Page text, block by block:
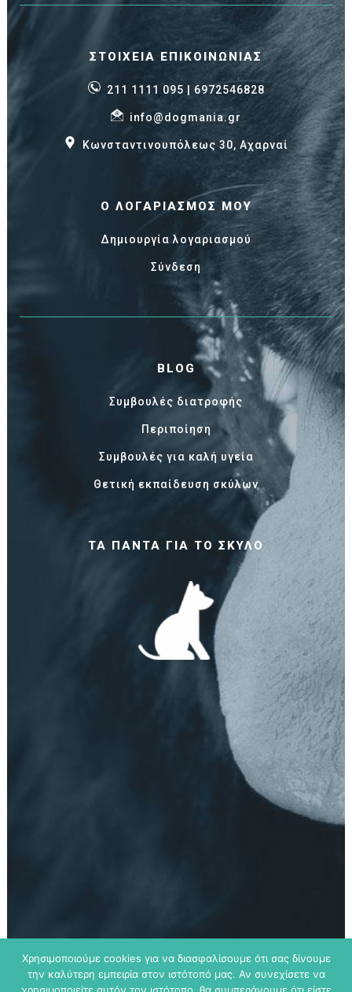
ΣΤΟΙΧΕΊΑ ΕΠΙΚΟΙΝΩΝΊΑΣ
211 1111 095 | 6972546828
info@dogmania.gr
Κωνσταντινουπόλεως 30, Αχαρναί
Ο ΛΟΓΑΡΙΑΣΜΌΣ ΜΟΥ
Δημιουργία λογαριασμού
Σύνδεση
BLOG
Συμβουλές διατροφής
Περιποίηση
Συμβουλές για καλή υγεία
Θετική εκπαίδευση σκύλων
ΤΑ ΠΆΝΤΑ ΓΙΑ ΤΟ ΣΚΎΛΟ
Χρησιμοποιούμε cookies για να διασφαλίσουμε ότι σας δίνουμε
την καλύτερη εμπειρία στον ιστότοπό μας. Αν συνεχίσετε να